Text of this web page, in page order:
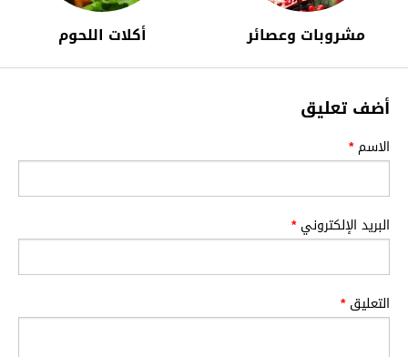
مشروبات وعصائر أكلات اللحوم
أضف تعليق
الاسم*
البريد الإلكتروني*
التعليق*